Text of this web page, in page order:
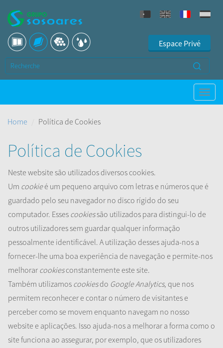
Espace Privé
Home Política de Cookies
Política de Cookies
Neste website são utilizados diversos cookies.
Um cookieé um pequeno arquivo com letras e números que é
guardado pelo seu navegador no disco rígido do seu
computador. Esses cookiessão utilizados para distingui-lo de
outros utilizadores sem guardar qualquer informação
pessoalmente identificável. A utilização desses ajuda-nos a
fornecer-lhe uma boa experiência de navegação e permite-nos
melhorar cookiesconstantemente este site.
Também utilizamos cookiesdo Google Analytics, que nos
permitem reconhecer e contar o número de visitantes e
perceber como se movem enquanto navegam no nosso
website e aplicações. Isso ajuda-nos a melhorar a forma como o
site funciona ao assegurar, por exemplo, que os utilizadores